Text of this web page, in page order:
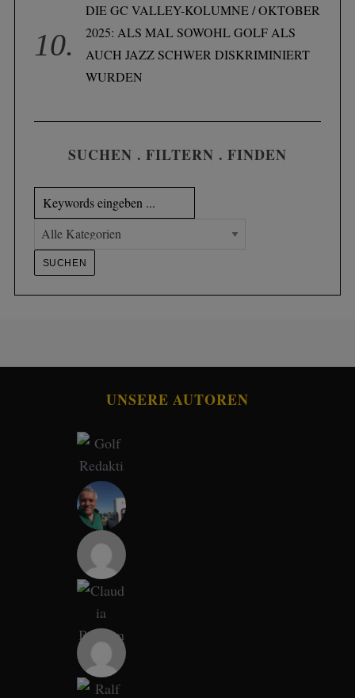
DIE GC VALLEY-KOLUMNE / OKTOBER
2025: ALS MAL SOWOHL GOLF ALS
AUCH JAZZ SCHWER DISKRIMINIERT
WURDEN
SUCHEN . FILTERN . FINDEN
UNSERE AUTOREN